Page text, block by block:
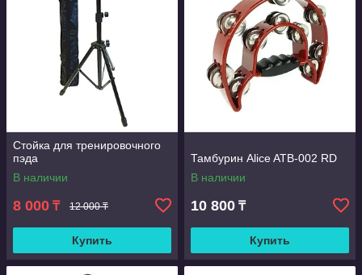
Стойка для тренировочного
пэда
В наличии
8 000 ₸ 12 000 ₸
Купить
Тамбурин Alice ATB-002 RD
В наличии
10 800 ₸
Купить